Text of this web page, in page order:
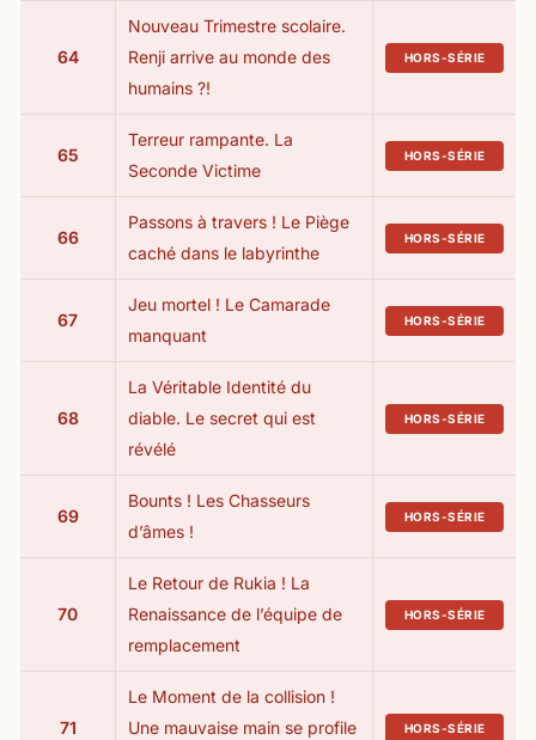
64
Nouveau Trimestre scolaire.
Renji arrive au monde des
humains ?!
HORS-SÉRIE
65
Terreur rampante. La
Seconde Victime
HORS-SÉRIE
66
Passons à travers ! Le Piège
caché dans le labyrinthe
HORS-SÉRIE
67
Jeu mortel ! Le Camarade
manquant
HORS-SÉRIE
68
La Véritable Identité du
diable. Le secret qui est
révélé
HORS-SÉRIE
69
Bounts ! Les Chasseurs
d’âmes !
HORS-SÉRIE
70
Le Retour de Rukia ! La
Renaissance de l’équipe de
remplacement
HORS-SÉRIE
71
Le Moment de la collision !
Une mauvaise main se profile
HORS-SÉRIE